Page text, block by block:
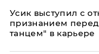
Усик выступил с
признанием
танцем" в карьере